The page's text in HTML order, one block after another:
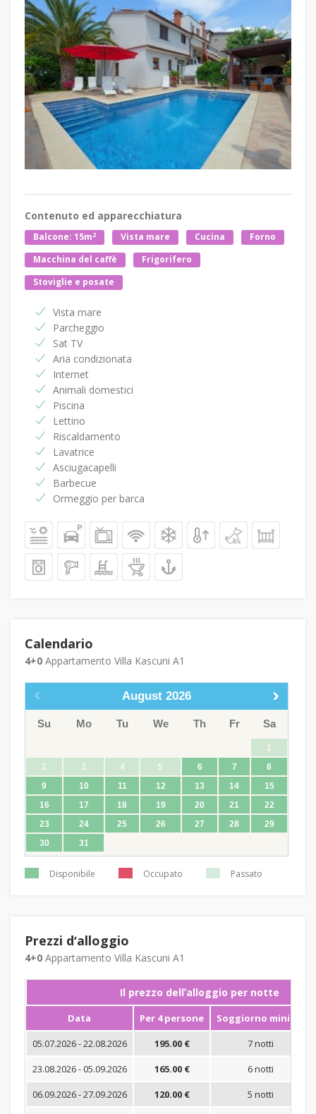
Contenuto ed apparecchiatura
Balcone: 15m2 Vista mare Cucina
Forno
Macchina del caffè
Frigorifero
Stoviglie e posate
Vista mare
Parcheggio
Sat TV
Aria condizionata
Internet
Animali domestici
Piscina
Lettino
Riscaldamento
Lavatrice
Asciugacapelli
Barbecue
Ormeggio per barca
Calendario
4+0 Appartamento Villa Kascuni A1
August 2026
Su Mo Tu We Th Fr Sa
1
2
3 4 5 6 7
8
9
10 11 12 13 14
15
16
17 18 19 20 21
22
23
24 25 26 27 28
29
30
31
Disponibile Occupato Passato
Prezzi dʼalloggio
4+0 Appartamento Villa Kascuni A1
Il prezzo dellʼalloggio per notte
Data Per 4 persone
Soggiorno minimo
05.07.2026 - 22.08.2026
195.00 €
7 notti
23.08.2026 - 05.09.2026
165.00 €
6 notti
06.09.2026 - 27.09.2026
120.00 €
5 notti